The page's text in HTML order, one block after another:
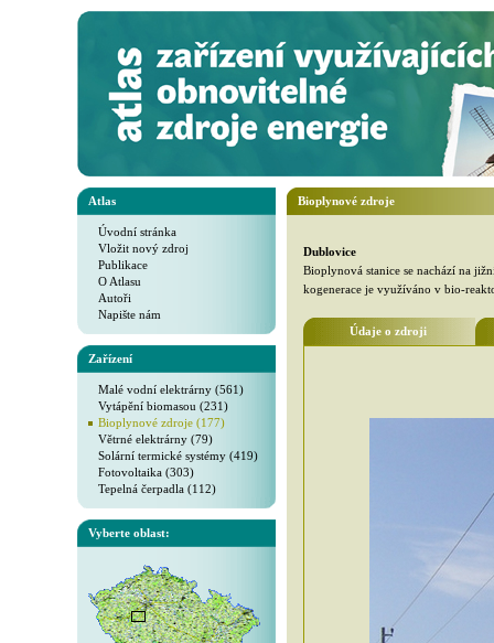
Atlas
Úvodní stránka
Vložit nový zdroj
Publikace
O Atlasu
Autoři
Napište nám
Zařízení
Malé vodní elektrárny (561)
Vytápění biomasou (231)
Bioplynové zdroje (177)
Větrné elektrárny (79)
Solární termické systémy (419)
Fotovoltaika (303)
Tepelná čerpadla (112)
Vyberte oblast:
Bioplynové zdroje
Dublovice
Bioplynová stanice se nachází na
kogenerace je využíváno v bio-
Údaje o zdroji